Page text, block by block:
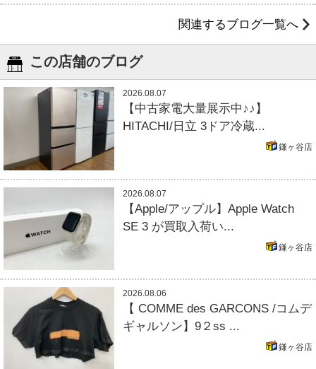
関連するブログ一覧へ
この店舗のブログ
2026.08.07
【中古家電大量展示中♪♪】
HITACHI/日立 3ドア冷蔵...
鎌ヶ谷店
2026.08.07
【Apple/アップル】Apple Watch
SE 3 が買取入荷い...
鎌ヶ谷店
2026.08.06
【 COMME des GARCONS /コムデ
ギャルソン】9２ss ...
鎌ヶ谷店